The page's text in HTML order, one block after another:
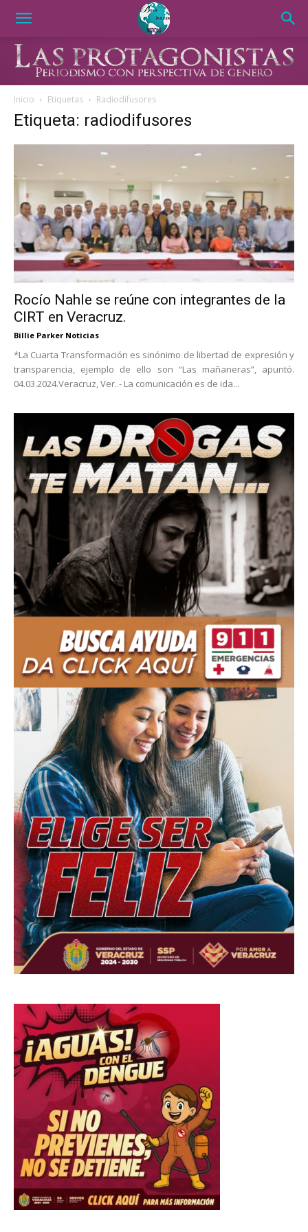
Inicio Etiquetas Radiodifusores
Etiqueta: radiodifusores
Rocío Nahle se reúne con integrantes de la
CIRT en Veracruz.
Billie Parker Noticias
*La Cuarta Transformación es sinónimo de libertad de expresión y
transparencia, ejemplo de ello son “Las mañaneras”, apuntó.
04.03.2024.Veracruz, Ver..- La comunicación es de ida...